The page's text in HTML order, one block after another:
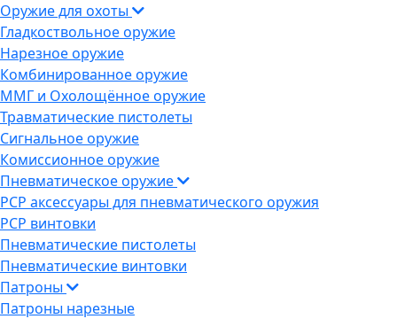
Оружие для охоты
Гладкоствольное оружие
Нарезное оружие
Комбинированное оружие
ММГ и Охолощённое оружие
Травматические пистолеты
Сигнальное оружие
Комиссионное оружие
Пневматическое оружие
PCP аксессуары для пневматического оружия
PCP винтовки
Пневматические пистолеты
Пневматические винтовки
Патроны
Патроны нарезные